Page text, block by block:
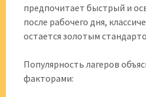
предпочитает быстрый и
после рабочего дня,
остается золотым
Популярность лагеров
факторами: